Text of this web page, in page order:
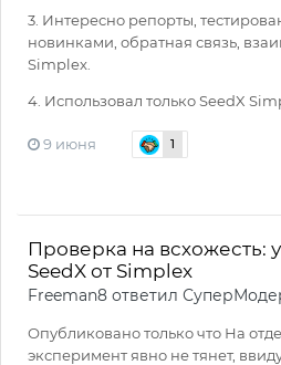
3. Интересно репорты,
новинками, обратная связь,
Simplex.
4. Использовал только SeedX
9 июня 1
Проверка на всхожесть:
SeedX от Simplex
Freeman8 ответил
Опубликовано только что На
эксперимент явно не тянет,